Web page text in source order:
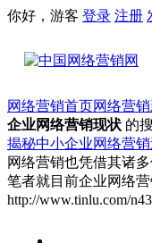
你好，游客 登录 注册
网络营销首页网络营
企业网络营销现状 的
揭秘中小企业网络营
网络营销也凭借其诸
笔者就目前企业网络
http://www.tinlu.com/